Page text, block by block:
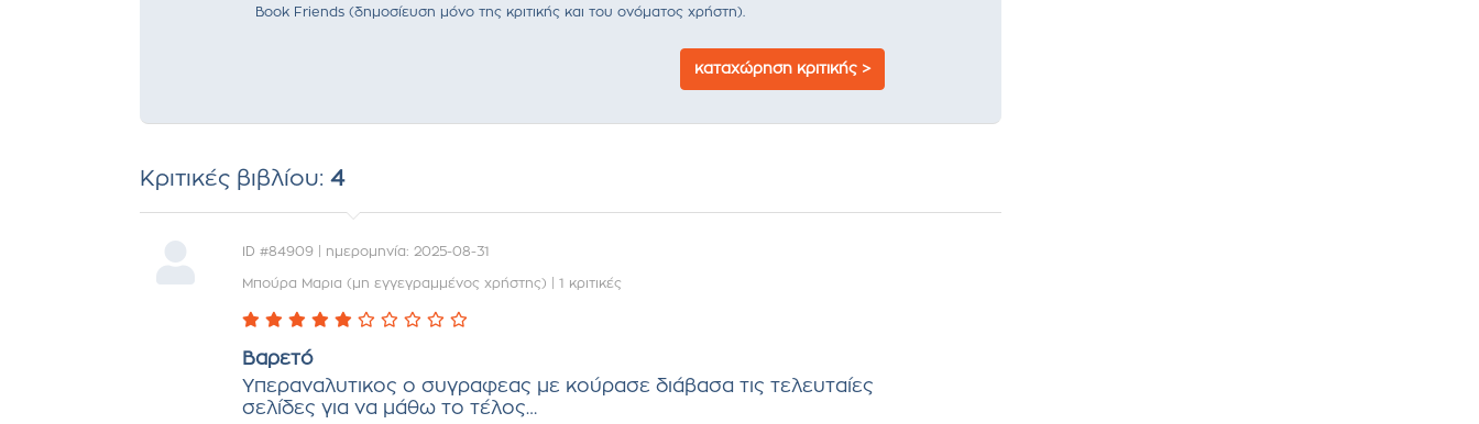
Book Friends (δημοσίευση μόνο της κριτικής και του ονόματος χρήστη).
καταχώρηση κριτικής >
Κριτικές βιβλίου: 4
ID #84909 | ημερομηνία: 2025-08-31
Μπούρα Μαρια (μη εγγεγραμμένος χρήστης) 1 κριτικές
Βαρετό
Υπεραναλυτικος ο συγραφεας με κούρασε διάβασα τις τελευταίες
σελίδες για να μάθω το τέλος…